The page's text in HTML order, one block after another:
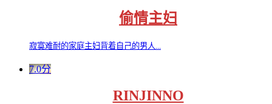
偷情主妇
寂寞难耐的家庭主妇背着自己的男人...
7.0分
RINJINNO